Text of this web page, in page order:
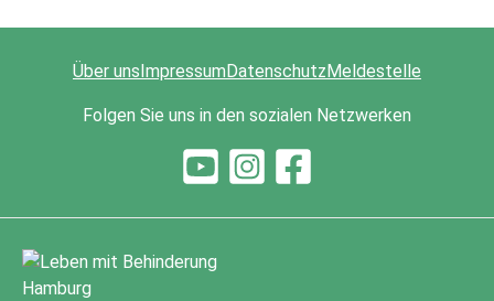
Über unsImpressumDatenschutzMeldestelle
Folgen Sie uns in den sozialen Netzwerken